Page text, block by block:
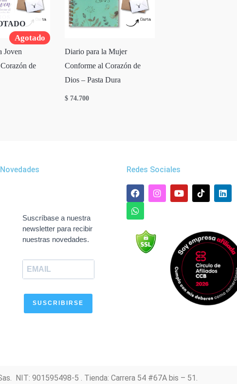
Agotado
Joven
de
Diario para la Mujer
Conforme al Corazón de
Dios – Pasta Dura
$ 74.700
Novedades
Suscríbase a nuestra
newsletter para recibir
nuestras novedades.
SUSCRIBIRSE
Redes Sociales
F
a
c
e
o
o
k
I
n
Y
o
e
L
i
d
i
n
W
h
a
t
a
p
p
NIT: 901595498-5 . Tienda: Carrera 54 #67A bis – 51.